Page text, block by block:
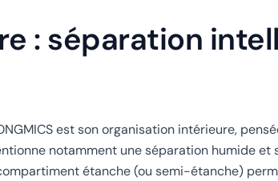
: séparation
est son organisation intérieure,
notamment une séparation humide et
étanche (ou semi-étanche)